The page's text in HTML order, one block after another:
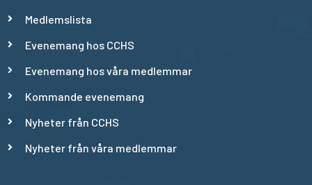
Medlemslista
Evenemang hos CCHS
Evenemang hos våra medlemmar
Kommande evenemang
Nyheter från CCHS
Nyheter från våra medlemmar